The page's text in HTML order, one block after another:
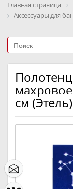
Главная страница
Аксессуары для
см (Этель)